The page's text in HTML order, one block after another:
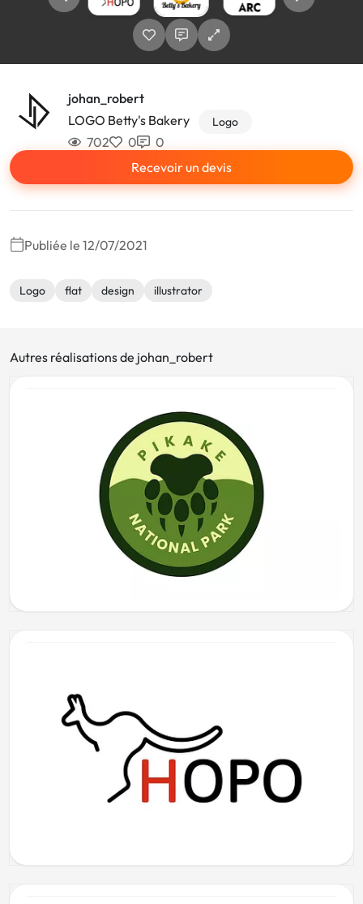
johan_robert
LOGO Betty's Bakery
Logo
702 0
0
Recevoir un devis
Publiée le 12/07/2021
Logo flat design illustrator
Autres réalisations de johan_robert